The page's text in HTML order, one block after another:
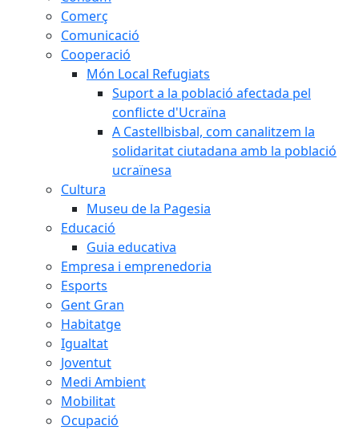
Comerç
Comunicació
Cooperació
Món Local Refugiats
Suport a la població afectada pel
conflicte d'Ucraïna
A Castellbisbal, com canalitzem la
solidaritat ciutadana amb la població
ucraïnesa
Cultura
Museu de la Pagesia
Educació
Guia educativa
Empresa i emprenedoria
Esports
Gent Gran
Habitatge
Igualtat
Joventut
Medi Ambient
Mobilitat
Ocupació